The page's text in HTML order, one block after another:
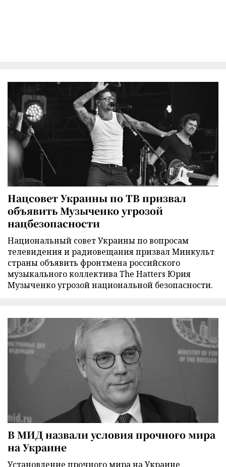
Нацсовет Украины по ТВ призвал
объявить Музыченко угрозой
нацбезопасности
Национальный совет Украины по вопросам
телевидения и радиовещания призвал Минкульт
страны объявить фронтмена российского
музыкального коллектива The Hatters Юрия
Музыченко угрозой национальной безопасности.
В МИД назвали условия прочного мира
на Украине
Установление прочного мира на Украине